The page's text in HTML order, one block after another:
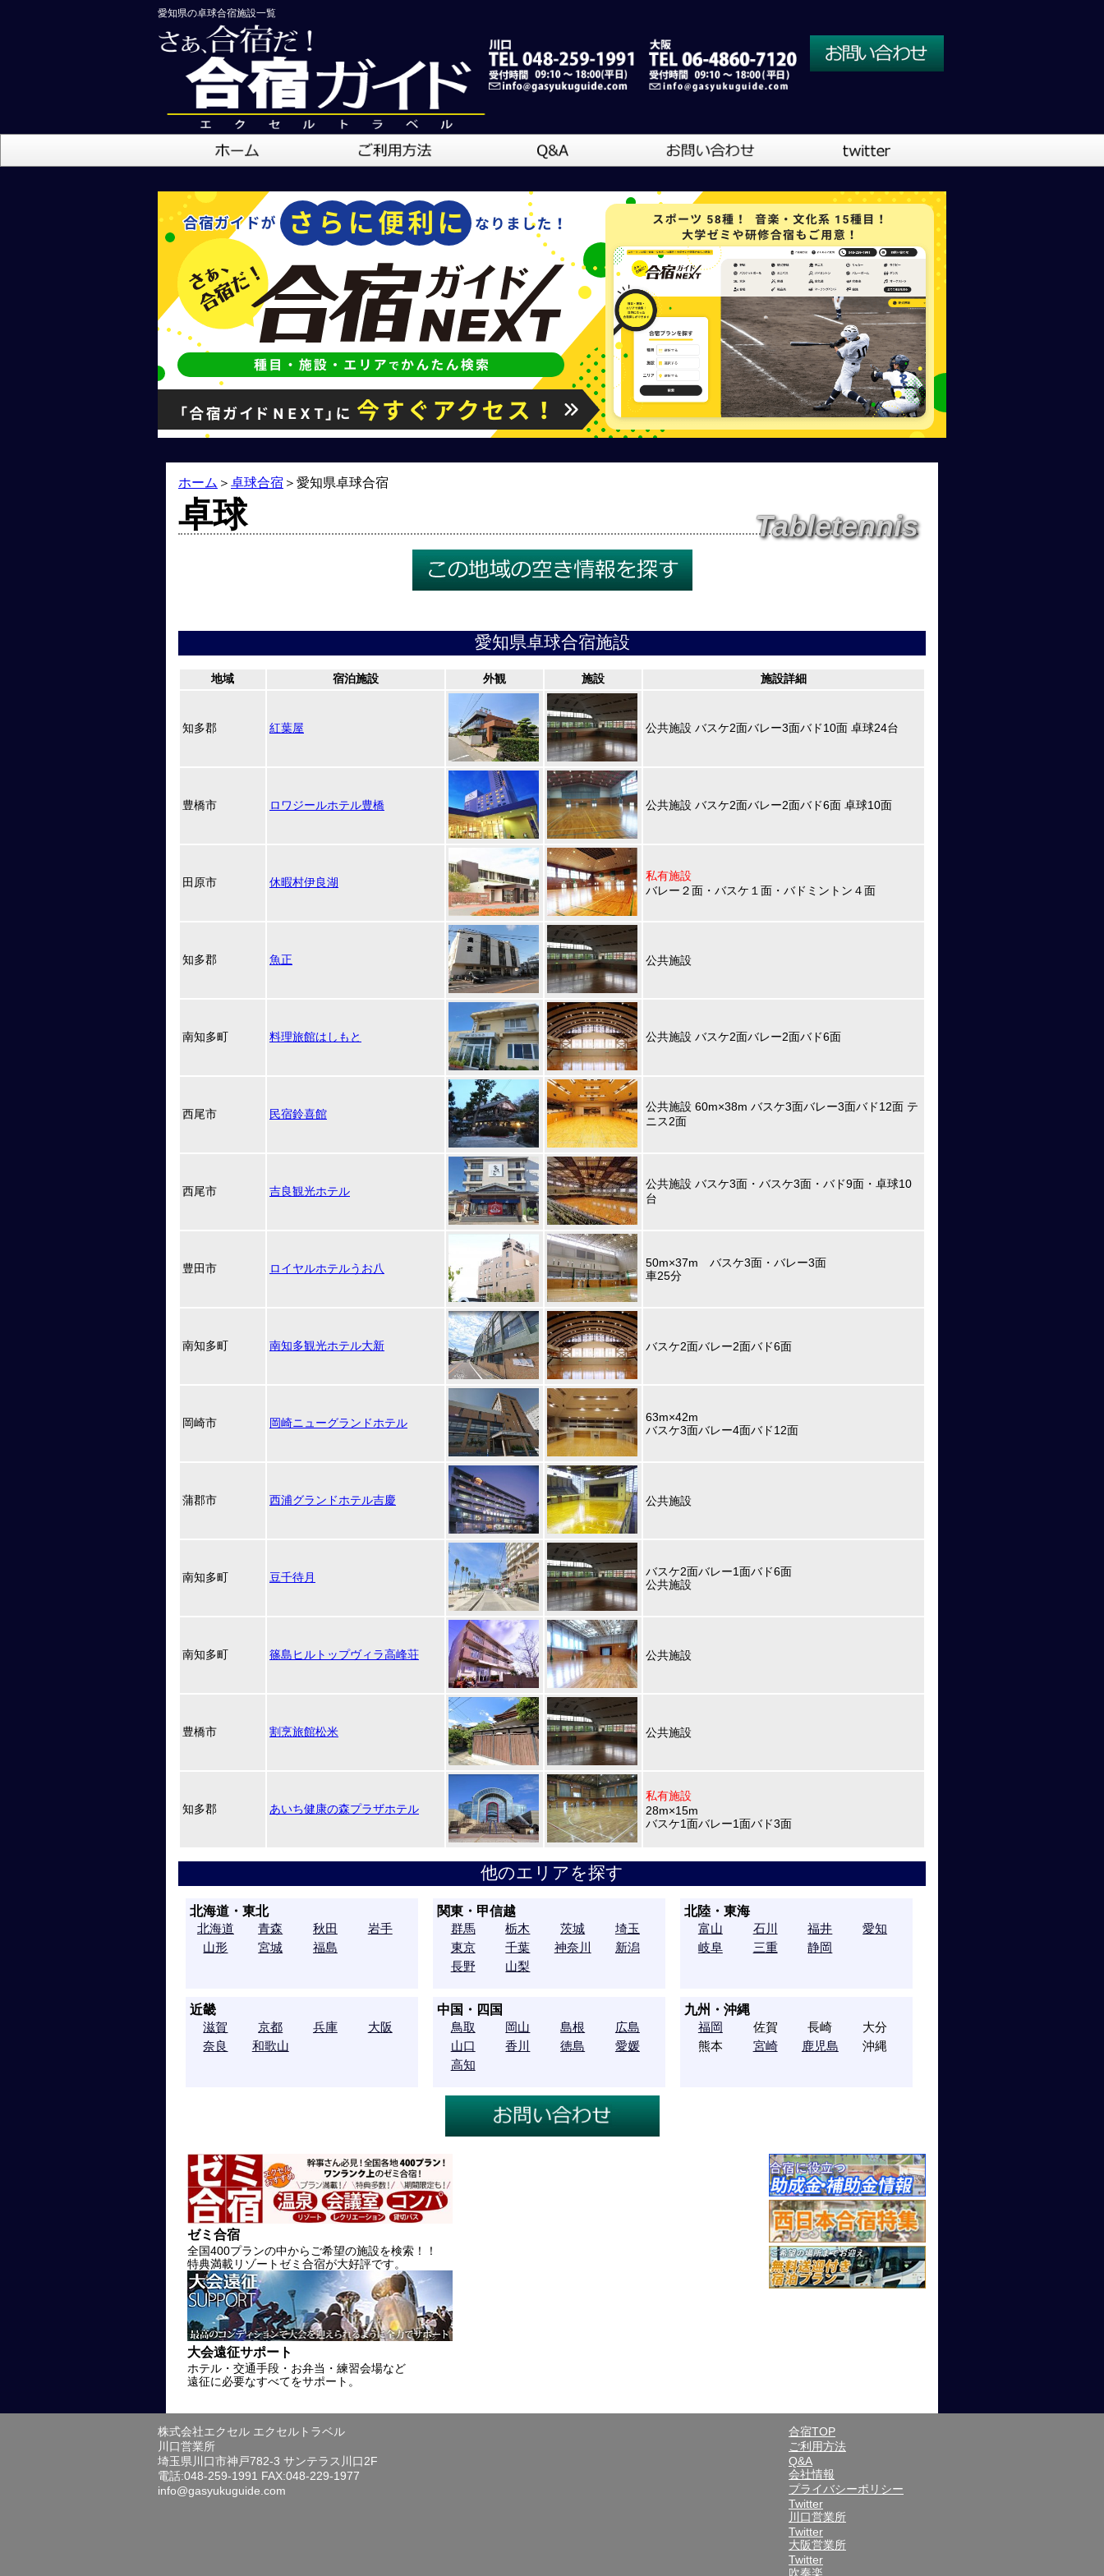
愛知県の卓球合宿施設一覧
大阪営業所
吹奏楽
ホーム ＞ 卓球合宿 ＞ 愛知県卓球合宿
卓球 Tabletennis
愛知県卓球合宿施設
地域 宿泊施設 外観 施設 施設詳細
知多郡 紅葉屋 公共施設 バスケ2面バレー3面バド10面 卓球24台
豊橋市 ロワジールホテル豊橋 公共施設 バスケ2面バレー2面バド6面 卓球10面
田原市 休暇村伊良湖
私有施設
バレー２面・バスケ１面・バドミントン４面
知多郡 魚正 公共施設
南知多町 料理旅館はしもと 公共施設 バスケ2面バレー2面バド6面
西尾市 民宿鈴喜館
公共施設 60m×38m バスケ3面バレー3面バド12面 テ
ニス2面
西尾市 吉良観光ホテル
公共施設 バスケ3面・バスケ3面・バド9面・卓球10
台
豊田市 ロイヤルホテルうお八
50m×37m バスケ3面・バレー3面
車25分
南知多町 南知多観光ホテル大新 バスケ2面バレー2面バド6面
岡崎市 岡崎ニューグランドホテル
63m×42m
バスケ3面バレー4面バド12面
蒲郡市 西浦グランドホテル吉慶 公共施設
南知多町 豆千待月
バスケ2面バレー1面バド6面
公共施設
南知多町 篠島ヒルトップヴィラ高峰荘 公共施設
豊橋市 割烹旅館松米 公共施設
知多郡 あいち健康の森プラザホテル
私有施設
28m×15m
バスケ1面バレー1面バド3面
他のエリアを探す
北海道・東北
北海道 青森 秋田
岩手
山形
宮城 福島
関東・甲信越
群馬 栃木 茨城
埼玉
東京
千葉 神奈川
新潟
長野
山梨
北陸・東海
富山 石川 福井
愛知
岐阜
三重 静岡
近畿
滋賀 京都 兵庫
大阪
奈良
和歌山
中国・四国
鳥取 岡山 島根
広島
山口
香川 徳島
愛媛
高知
九州・沖縄
福岡 佐賀 長崎
大分
熊本
宮崎 鹿児島 沖縄
ゼミ合宿
全国400プランの中からご希望の施設を検索！！
特典満載リゾートゼミ合宿が大好評です。
大会遠征サポート
ホテル・交通手段・お弁当・練習会場など
遠征に必要なすべてをサポート。
株式会社エクセル エクセルトラベル
川口営業所
埼玉県川口市神戸782-3 サンテラス川口2F
電話:048-259-1991 FAX:048-229-1977
info@gasyukuguide.com
合宿TOP
ご利用方法
Q&A
会社情報
プライバシーポリシー
Twitter
川口営業所
Twitter
大阪営業所
Twitter
吹奏楽